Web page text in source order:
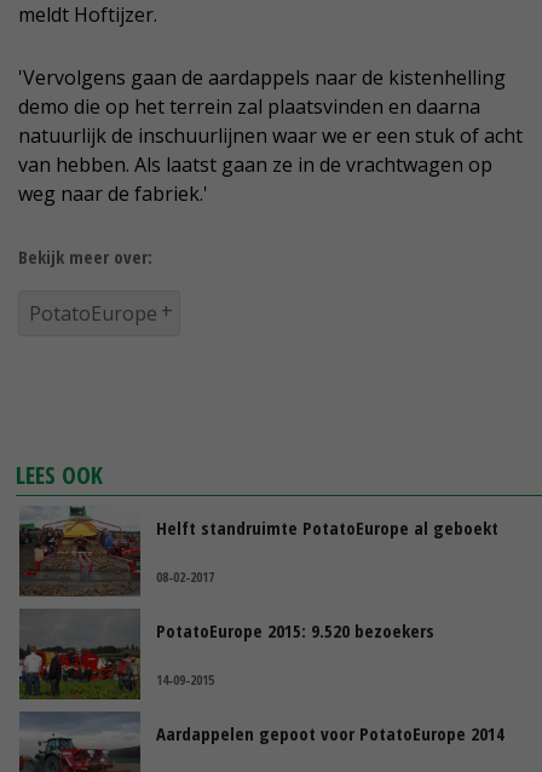
meldt Hoftijzer.
'Vervolgens gaan de aardappels naar de kistenhelling
demo die op het terrein zal plaatsvinden en daarna
natuurlijk de inschuurlijnen waar we er een stuk of acht
van hebben. Als laatst gaan ze in de vrachtwagen op
weg naar de fabriek.'
Bekijk meer over:
PotatoEurope
LEES OOK
Helft standruimte PotatoEurope al geboekt
08-02-2017
PotatoEurope 2015: 9.520 bezoekers
14-09-2015
Aardappelen gepoot voor PotatoEurope 2014